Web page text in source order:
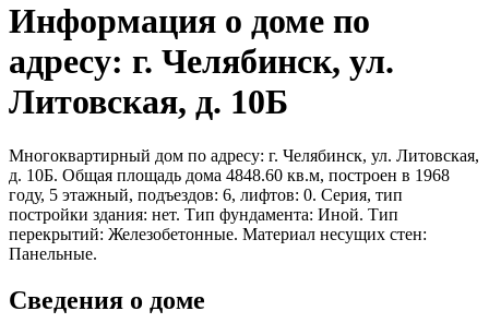
Информация о доме по
адресу: г. Челябинск, ул.
Литовская, д. 10Б
Многоквартирный дом по адресу: г. Челябинск, ул. Литовская,
д. 10Б. Общая площадь дома 4848.60 кв.м, построен в 1968
году, 5 этажный, подъездов: 6, лифтов: 0. Серия, тип
постройки здания: нет. Тип фундамента: Иной. Тип
перекрытий: Железобетонные. Материал несущих стен:
Панельные.
Сведения о доме